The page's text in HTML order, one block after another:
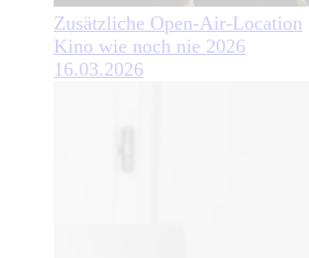
Zusätzliche Open-Air-Location
Kino wie noch nie 2026
16.03.2026